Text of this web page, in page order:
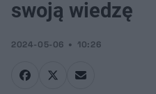
swoją wiedzę
2024-05-06 10:26